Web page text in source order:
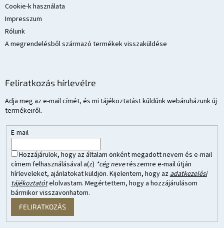
Cookie-k használata
Impresszum
Rólunk
A megrendelésből származó termékek visszaküldése
Feliratkozás hírlevélre
Adja meg az e-mail címét, és mi tájékoztatást küldünk webáruházunk új
termékeiről.
E-mail
Hozzájárulok, hogy az általam önként megadott nevem és e-mail
címem felhasználásával a(z) *cég neverészemre e-mail útján
hírleveleket, ajánlatokat küldjön. Kijelentem, hogy azadatkezelési
tájékoztatótelolvastam. Megértettem, hogy a hozzájárulásom
bármikor visszavonhatom.
FELIRATKOZÁS